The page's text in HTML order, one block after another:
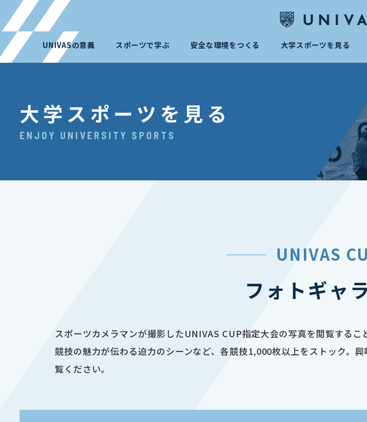
UNIVASの意義 スポーツで学ぶ 安全な環境をつくる 大学スポーツを見る
大学スポーツを見る
ENJOY UNIVERSITY SPORTS
UNIVAS
フォトギャ
スポーツカメラマンが撮影したUNIVAS CUP指定大会の写真を閲覧する
競技の魅力が伝わる迫力のシーンなど、各競技1,000枚以上をストック。
覧ください。